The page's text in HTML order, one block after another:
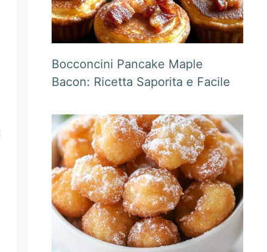
Bocconcini Pancake Maple
Bacon: Ricetta Saporita e Facile